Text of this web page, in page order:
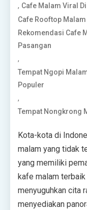
, Cafe Malam Viral
Cafe Rooftop
Rekomendasi Cafe
Pasangan
,
Tempat Ngopi
Populer
,
Tempat Nongkrong
Kota-kota di
malam yang tidak
yang memiliki
kafe malam
menyuguhkan cita
menyediakan